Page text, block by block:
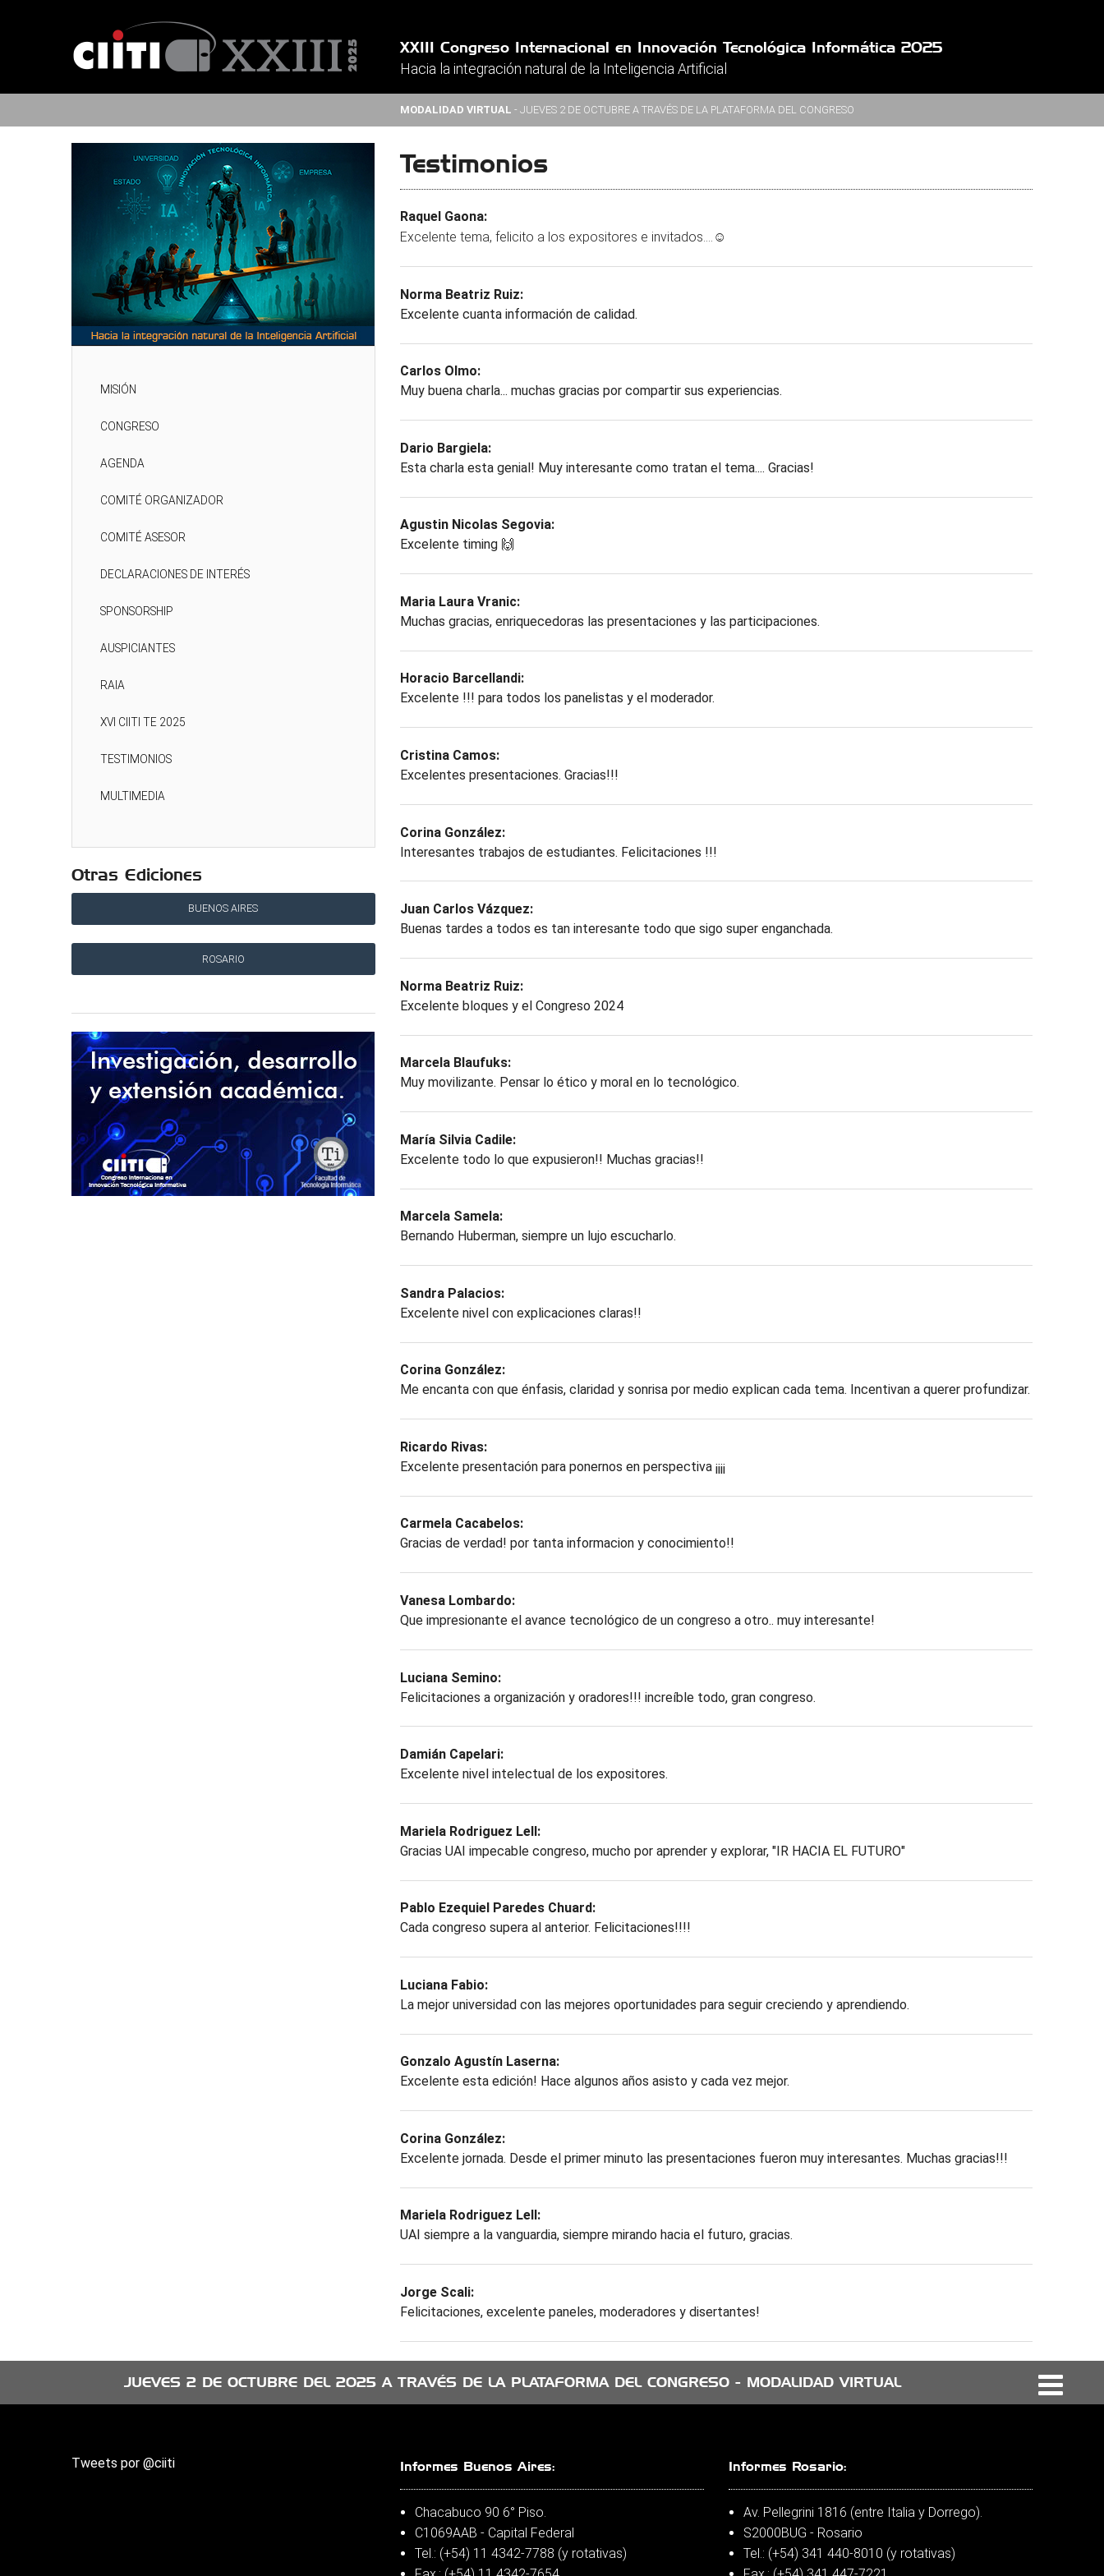
XXIII Congreso Internacional en Innovación Tecnológica Informática 2025
Hacia la integración natural de la Inteligencia Artificial
MODALIDAD VIRTUAL - JUEVES 2 DE OCTUBRE A TRAVÉS DE LA PLATAFORMA DEL CONGRESO
MISIÓN
CONGRESO
AGENDA
COMITÉ ORGANIZADOR
COMITÉ ASESOR
DECLARACIONES DE INTERÉS
SPONSORSHIP
AUSPICIANTES
RAIA
XVI CIITI TE 2025
TESTIMONIOS
MULTIMEDIA
Otras Ediciones
BUENOS AIRES
ROSARIO
Testimonios
Raquel Gaona:
Excelente tema, felicito a los expositores e invitados....☺️
Norma Beatriz Ruiz:
Excelente cuanta información de calidad.
Carlos Olmo:
Muy buena charla... muchas gracias por compartir sus experiencias.
Dario Bargiela:
Esta charla esta genial! Muy interesante como tratan el tema.... Gracias!
Agustin Nicolas Segovia:
Excelente timing 🙌
Maria Laura Vranic:
Muchas gracias, enriquecedoras las presentaciones y las participaciones.
Horacio Barcellandi:
Excelente !!! para todos los panelistas y el moderador.
Cristina Camos:
Excelentes presentaciones. Gracias!!!
Corina González:
Interesantes trabajos de estudiantes. Felicitaciones !!!
Juan Carlos Vázquez:
Buenas tardes a todos es tan interesante todo que sigo super enganchada.
Norma Beatriz Ruiz:
Excelente bloques y el Congreso 2024
Marcela Blaufuks:
Muy movilizante. Pensar lo ético y moral en lo tecnológico.
María Silvia Cadile:
Excelente todo lo que expusieron!! Muchas gracias!!
Marcela Samela:
Bernando Huberman, siempre un lujo escucharlo.
Sandra Palacios:
Excelente nivel con explicaciones claras!!
Corina González:
Me encanta con que énfasis, claridad y sonrisa por medio explican cada tema. Incentivan a querer profundizar.
Ricardo Rivas:
Excelente presentación para ponernos en perspectiva ¡¡¡¡
Carmela Cacabelos:
Gracias de verdad! por tanta informacion y conocimiento!!
Vanesa Lombardo:
Que impresionante el avance tecnológico de un congreso a otro.. muy interesante!
Luciana Semino:
Felicitaciones a organización y oradores!!! increíble todo, gran congreso.
Damián Capelari:
Excelente nivel intelectual de los expositores.
Mariela Rodriguez Lell:
Gracias UAI impecable congreso, mucho por aprender y explorar, "IR HACIA EL FUTURO"
Pablo Ezequiel Paredes Chuard:
Cada congreso supera al anterior. Felicitaciones!!!!
Luciana Fabio:
La mejor universidad con las mejores oportunidades para seguir creciendo y aprendiendo.
Gonzalo Agustín Laserna:
Excelente esta edición! Hace algunos años asisto y cada vez mejor.
Corina González:
Excelente jornada. Desde el primer minuto las presentaciones fueron muy interesantes. Muchas gracias!!!
Mariela Rodriguez Lell:
UAI siempre a la vanguardia, siempre mirando hacia el futuro, gracias.
Jorge Scali:
Felicitaciones, excelente paneles, moderadores y disertantes!
JUEVES 2 DE OCTUBRE DEL 2025 A TRAVÉS DE LA PLATAFORMA DEL CONGRESO - MODALIDAD VIRTUAL
Tweets por @ciiti Informes Buenos Aires:
Chacabuco 90 6° Piso.
C1069AAB - Capital Federal
Tel.: (+54) 11 4342-7788 (y rotativas)
Informes Rosario:
Av. Pellegrini 1816 (entre Italia y Dorrego).
S2000BUG - Rosario
Tel.: (+54) 341 440-8010 (y rotativas)